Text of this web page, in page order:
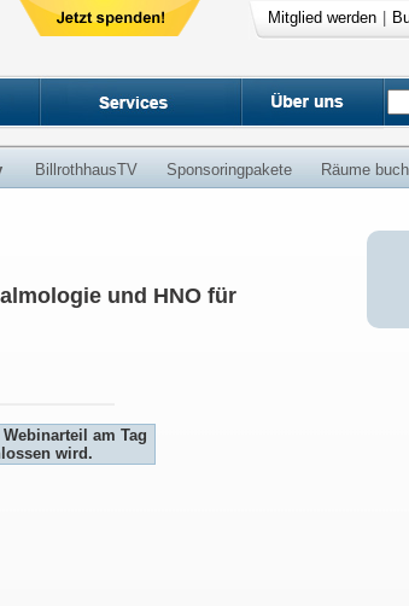
Mitglied werden
BillrothhausTV Sponsoringpakete Räume
und HNO für
am Tag
wird.